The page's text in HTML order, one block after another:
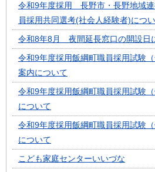
令和9年度採用 長野市・長野地域
員採用共同選考(社会人経験者)につ
令和8年8月 夜間延長窓口の開設日
令和9年度採用飯綱町職員採用試験
案内について
令和9年度採用飯綱町職員採用試験
について
令和9年度採用飯綱町職員採用試験
について
こども家庭センターいいづな